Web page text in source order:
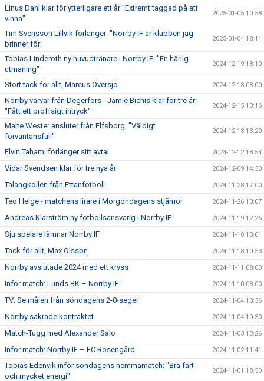
Linus Dahl klar för ytterligare ett år "Extremt taggad på att
vinna"
2025-01-05 10:58
Tim Svensson Lillvik förlänger: "Norrby IF är klubben jag
brinner för"
2025-01-04 18:11
Tobias Linderoth ny huvudtränare i Norrby IF: "En härlig
utmaning"
2024-12-19 18:10
Stort tack för allt, Marcus Översjö 2024-12-18 08:00
Norrby värvar från Degerfors - Jamie Bichis klar för tre år:
"Fått ett proffsigt intryck"
2024-12-15 13:16
Malte Wester ansluter från Elfsborg: "Väldigt
förväntansfull"
2024-12-13 13:20
Elvin Tahami förlänger sitt avtal 2024-12-12 18:54
Vidar Svendsen klar för tre nya år 2024-12-09 14:30
Talangkollen från Ettanfotboll 2024-11-28 17:00
Teo Helge - matchens lirare i Morgondagens stjärnor 2024-11-26 10:07
Andreas Klarström ny fotbollsansvarig i Norrby IF 2024-11-19 12:25
Sju spelare lämnar Norrby IF 2024-11-18 13:01
Tack för allt, Max Olsson 2024-11-18 10:53
Norrby avslutade 2024 med ett kryss 2024-11-11 08:00
Inför match: Lunds BK – Norrby IF 2024-11-10 08:00
TV: Se målen från söndagens 2-0-seger 2024-11-04 10:36
Norrby säkrade kontraktet 2024-11-04 10:30
Match-Tugg med Alexander Salo 2024-11-03 13:26
Inför match: Norrby IF – FC Rosengård 2024-11-02 11:41
Tobias Edenvik inför söndagens hemmamatch: "Bra fart
och mycket energi"
2024-11-01 18:50